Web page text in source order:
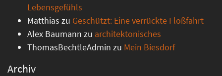
Lebensgefühls
Matthias zu Geschützt: Eine verrückte Floßfahrt
Alex Baumann zu architektonisches
ThomasBechtleAdmin zu Mein Biesdorf
Archiv